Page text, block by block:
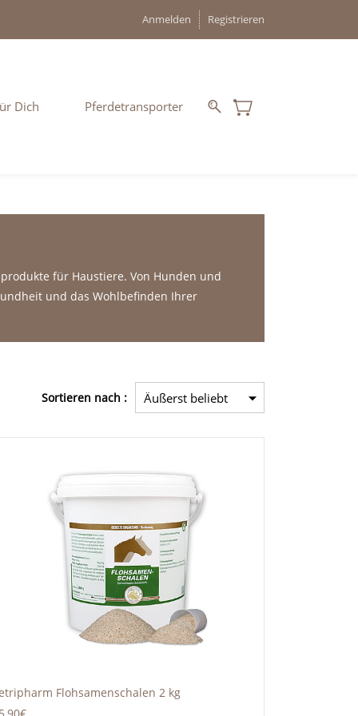
Anmelden Registrieren
Dich Pferdetransporter
für Haustiere. Von Hunden und
und das Wohlbefinden Ihrer
Sortieren nach :
Flohsamenschalen 2 kg